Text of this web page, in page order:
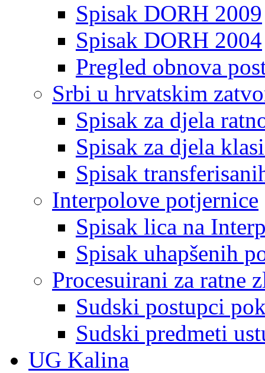
Spisak DORH 2009
Spisak DORH 2004
Pregled obnova
Srbi u hrvatskim
Spisak za djela
Spisak za djela
Spisak
Interpolove potjernice
Spisak lica na
Spisak uhapšenih
Procesuirani za ratne
Sudski postupci
Sudski predmeti
UG Kalina